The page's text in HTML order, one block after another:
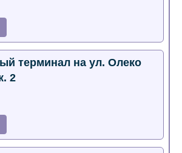
терминал на ул. Олеко
2